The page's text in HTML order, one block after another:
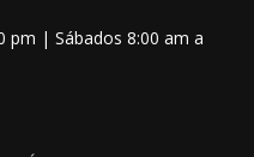
pm | Sábados 8:00 am a